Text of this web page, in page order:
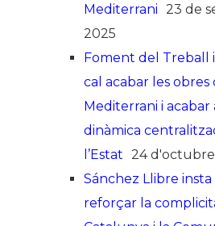
Mediterrani 23 de
2025
Foment del Treball
cal acabar les
Mediterrani i acabar
dinàmica
l’Estat 24
Sánchez Llibre insta
reforçar la